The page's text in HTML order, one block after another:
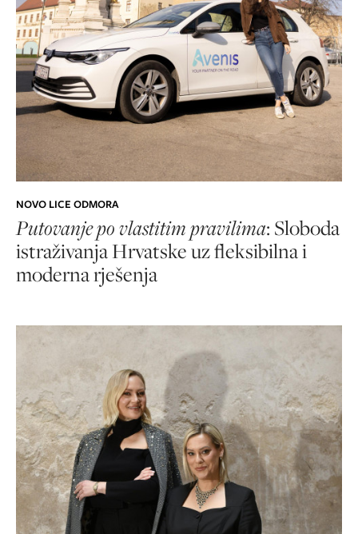
NOVO LICE ODMORA
Putovanje po vlastitim pravilima: Sloboda
istraživanja Hrvatske uz fleksibilna i
moderna rješenja